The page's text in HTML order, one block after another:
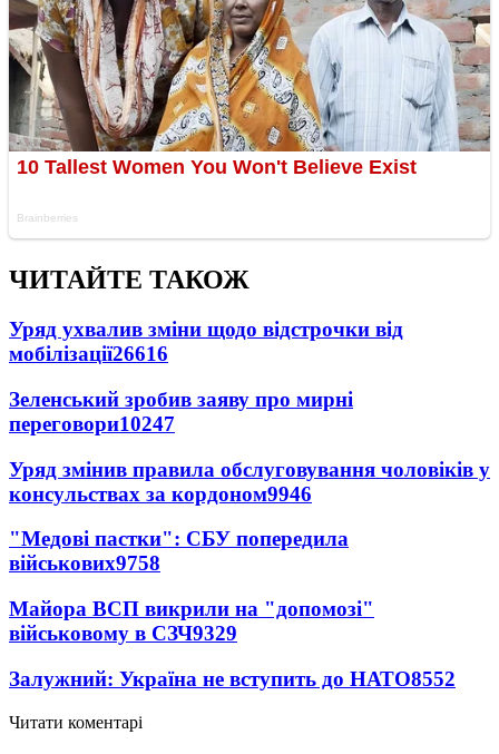
ЧИТАЙТЕ ТАКОЖ
Уряд ухвалив зміни щодо відстрочки від
мобілізації26616
Зеленський зробив заяву про мирні
переговори10247
Уряд змінив правила обслуговування чоловіків у
консульствах за кордоном9946
"Медові пастки": СБУ попередила
військових9758
Майора ВСП викрили на "допомозі"
військовому в СЗЧ9329
Залужний: Україна не вступить до НАТО8552
Читати коментарі